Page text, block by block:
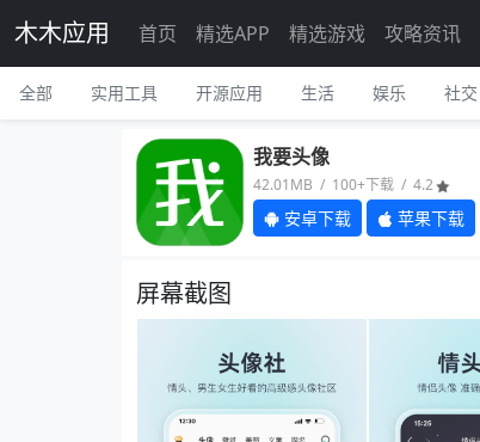
木木应用 首页 精选APP 精选游戏 攻略资讯
全部 实用工具 开源应用 生活 娱乐 社交
我要头像
42.01MB / 100+下载 / 4.2
安卓下载 苹果下载
屏幕截图